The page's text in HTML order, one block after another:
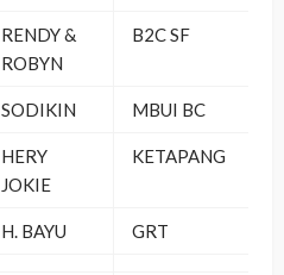
RENDY &
ROBYN
B2C SF
SODIKIN MBUI BC
HERY
JOKIE
KETAPANG
H. BAYU GRT